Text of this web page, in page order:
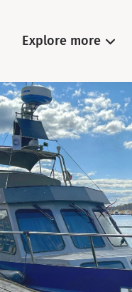
Explore more